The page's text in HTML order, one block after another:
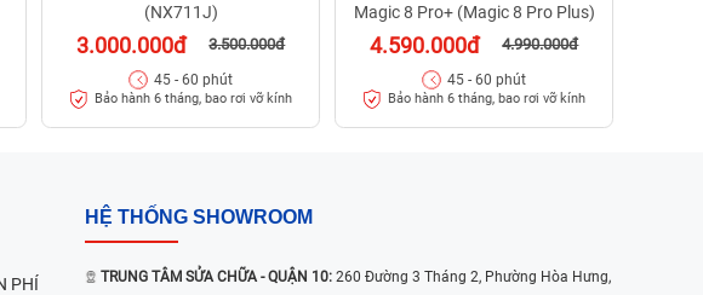
(NX711J)
3.000.000đ 3.500.000đ
45 - 60 phút
Bảo hành 6 tháng, bao rơi vỡ kính
Magic 8 Pro+ (Magic 8 Pro Plus)
4.590.000đ 4.990.000đ
45 - 60 phút
Bảo hành 6 tháng, bao rơi vỡ kính
PHÍ
HỆ THỐNG SHOWROOM
TRUNG TÂM SỬA CHỮA - QUẬN 10: 260 Đường 3 Tháng 2, Phường Hòa Hưng,